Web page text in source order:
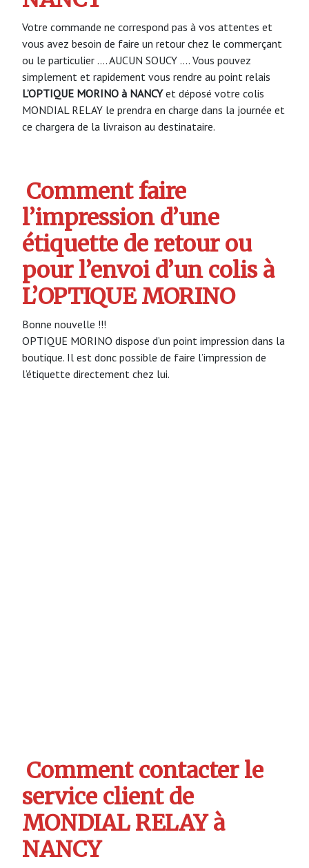
Votre commande ne correspond pas à vos attentes et
vous avez besoin de faire un retour chez le commerçant
ou le particulier …. AUCUN SOUCY …. Vous pouvez
simplement et rapidement vous rendre au point relais
L’OPTIQUE MORINO à NANCYet déposé votre colis
MONDIAL RELAY le prendra en charge dans la journée et
ce chargera de la livraison au destinataire.
Comment faire
l’impression d’une
étiquette de retour ou
pour l’envoi d’un colis à
L’OPTIQUE MORINO
Bonne nouvelle !!!
OPTIQUE MORINO dispose d’un point impression dans la
boutique. Il est donc possible de faire l’impression de
l’étiquette directement chez lui.
Comment contacter le
service client de
MONDIAL RELAY à
NANCY